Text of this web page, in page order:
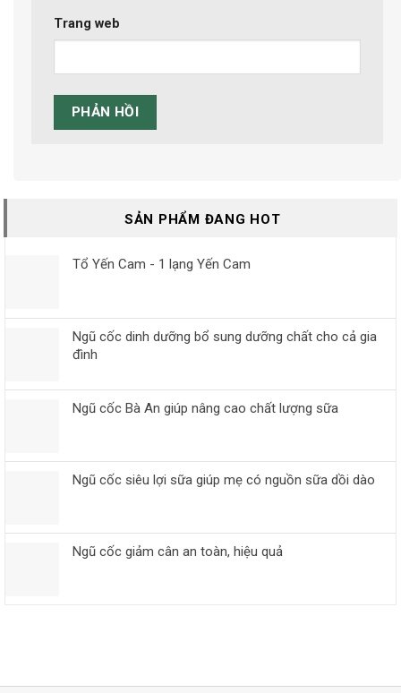
Trang web
SẢN PHẨM ĐANG HOT
Tổ Yến Cam - 1 lạng Yến Cam
Ngũ cốc dinh dưỡng bổ sung dưỡng chất cho cả gia
đình
Ngũ cốc Bà An giúp nâng cao chất lượng sữa
Ngũ cốc siêu lợi sữa giúp mẹ có nguồn sữa dồi dào
Ngũ cốc giảm cân an toàn, hiệu quả